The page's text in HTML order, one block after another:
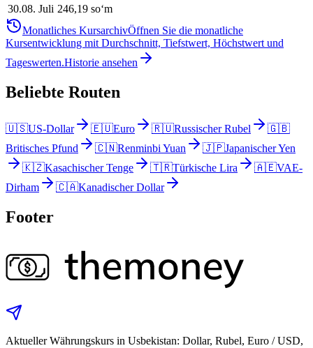
30.08. Juli 246,19 soʻm
Monatliches KursarchivÖffnen Sie die monatliche
Kursentwicklung mit Durchschnitt, Tiefstwert, Höchstwert und
Tageswerten.Historie ansehen
Beliebte Routen
🇺🇸US-Dollar 🇪🇺Euro 🇷🇺Russischer Rubel
🇬🇧
Britisches Pfund
🇨🇳Renminbi Yuan 🇯🇵Japanischer Yen
🇰🇿Kasachischer Tenge 🇹🇷Türkische Lira 🇦🇪VAE-
Dirham
🇨🇦Kanadischer Dollar
Footer
Aktueller Währungskurs in Usbekistan: Dollar, Rubel, Euro / USD,